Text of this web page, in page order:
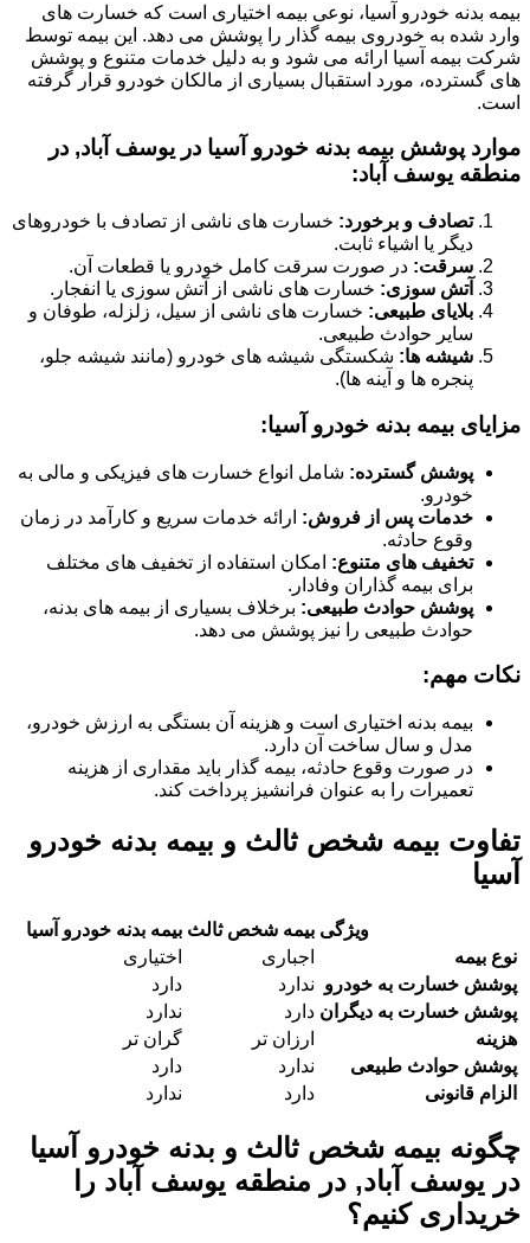
بیمه بدنه خودرو آسیا، نوعی بیمه اختیاری است که خسارت های
وارد شده به خودروی بیمه گذار را پوشش می دهد. این بیمه توسط
شرکت بیمه آسیا ارائه می شود و به دلیل خدمات متنوع و پوشش
های گسترده، مورد استقبال بسیاری از مالکان خودرو قرار گرفته
است.
موارد پوشش بیمه بدنه خودرو آسیا در یوسف آباد, در
منطقه یوسف آباد:
تصادف و برخورد: خسارت های ناشی از تصادف با خودروهای
دیگر یا اشیاء ثابت.
سرقت: در صورت سرقت کامل خودرو یا قطعات آن.
آتش سوزی: خسارت های ناشی از آتش سوزی یا انفجار.
بلایای طبیعی: خسارت های ناشی از سیل، زلزله، طوفان و
سایر حوادث طبیعی.
شیشه ها: شکستگی شیشه های خودرو (مانند شیشه جلو،
پنجره ها و آینه ها).
مزایای بیمه بدنه خودرو آسیا:
پوشش گسترده: شامل انواع خسارت های فیزیکی و مالی به
خودرو.
خدمات پس از فروش: ارائه خدمات سریع و کارآمد در زمان
وقوع حادثه.
تخفیف های متنوع: امکان استفاده از تخفیف های مختلف
برای بیمه گذاران وفادار.
پوشش حوادث طبیعی: برخلاف بسیاری از بیمه های بدنه،
حوادث طبیعی را نیز پوشش می دهد.
نکات مهم:
بیمه بدنه اختیاری است و هزینه آن بستگی به ارزش خودرو،
مدل و سال ساخت آن دارد.
در صورت وقوع حادثه، بیمه گذار باید مقداری از هزینه
تعمیرات را به عنوان فرانشیز پرداخت کند.
تفاوت بیمه شخص ثالث و بیمه بدنه خودرو
آسیا
ویژگی بیمه شخص ثالث بیمه بدنه خودرو آسیا
نوع بیمه
اجباری
اختیاری
پوشش خسارت به خودرو ندارد
دارد
پوشش خسارت به دیگران دارد
ندارد
هزینه
ارزان تر
گران تر
پوشش حوادث طبیعی
ندارد
دارد
الزام قانونی
دارد ندارد
چگونه بیمه شخص ثالث و بدنه خودرو آسیا
در یوسف آباد, در منطقه یوسف آباد را
خریداری کنیم؟